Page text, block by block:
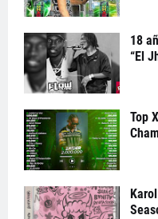
18
“El
Top